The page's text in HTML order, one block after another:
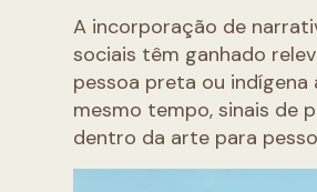
A incorporação de
sociais têm ganhado
pessoa preta ou
mesmo tempo, sinais de
dentro da arte para